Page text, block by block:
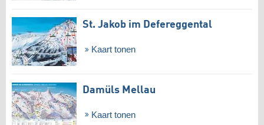
St. Jakob im Defereggental
Kaart tonen
Damüls Mellau
Kaart tonen